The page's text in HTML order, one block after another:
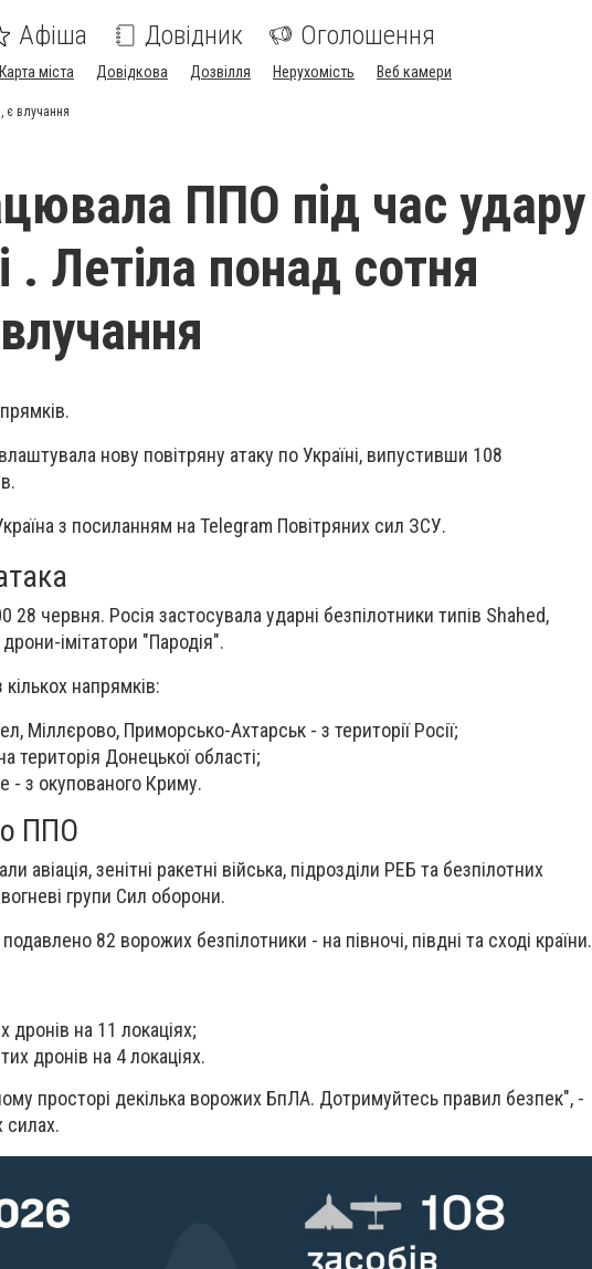
Афіша Довідник Оголошення
Карта міста Довідкова Дозвілля Нерухомість Веб камери
є влучання
ППО під час удару
. Летіла понад сотня
нову повітряну атаку по Україні, випустивши 108
з посиланням на Telegram Повітряних сил ЗСУ.
28 червня. Росія застосувала ударні безпілотники типів Shahed,
імітатори "Пародія".
напрямків:
Міллєрово, Приморсько-Ахтарськ - з території Росії;
територія Донецької області;
- з окупованого Криму.
ППО
авіація, зенітні ракетні війська, підрозділи РЕБ та безпілотних
групи Сил оборони.
82 ворожих безпілотники - на півночі, півдні та сході країни.
дронів на 11 локаціях;
дронів на 4 локаціях.
просторі декілька ворожих БпЛА. Дотримуйтесь правил безпек", -
силах.